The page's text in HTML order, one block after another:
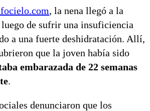
, la nena llegó a la
de sufrir una insuficiencia
a una fuerte deshidratación. Allí,
que la joven había sido
embarazada de 22 semanas
.
denunciaron que los